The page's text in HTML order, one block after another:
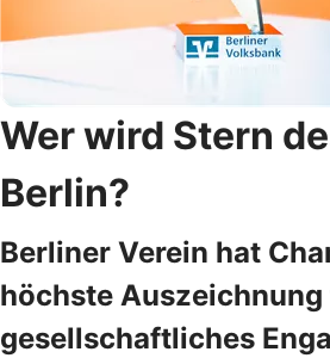
Wer wird Stern
Berlin?
Berliner Verein hat
höchste
gesellschaftliches